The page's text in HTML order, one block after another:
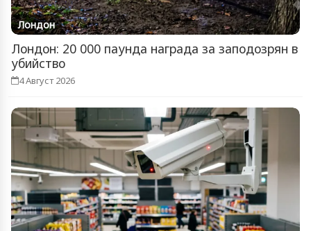
Лондон
Лондон: 20 000 паунда награда за заподозрян в
убийство
4 Август 2026